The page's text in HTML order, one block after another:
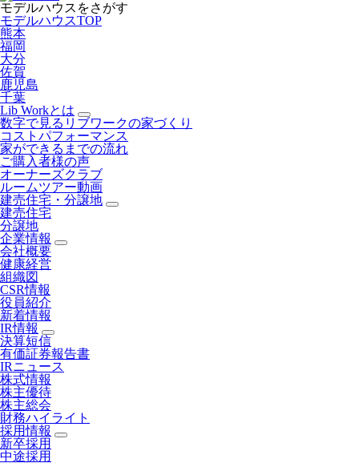
モデルハウスをさがす
モデルハウスTOP
熊本
福岡
大分
佐賀
鹿児島
千葉
Lib Workとは
数字で見るリブワークの家づくり
コストパフォーマンス
家ができるまでの流れ
ご購入者様の声
オーナーズクラブ
ルームツアー動画
建売住宅・分譲地
建売住宅
分譲地
企業情報
会社概要
健康経営
組織図
CSR情報
役員紹介
新着情報
IR情報
決算短信
有価証券報告書
IRニュース
株式情報
株主優待
株主総会
財務ハイライト
採用情報
新卒採用
中途採用